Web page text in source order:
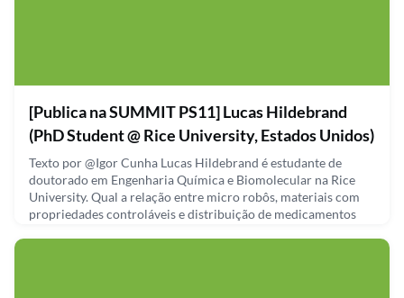
[Publica na SUMMIT PS11] Lucas Hildebrand
(PhD Student @ Rice University, Estados Unidos)
Texto por @Igor Cunha Lucas Hildebrand é estudante de
doutorado em Engenharia Química e Biomolecular na Rice
University. Qual a relação entre micro robôs, materiais com
propriedades controláveis e distribuição de medicamentos